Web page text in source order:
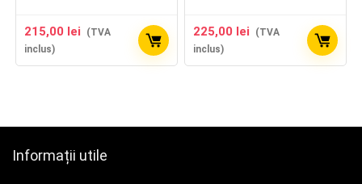
215,00 lei
(TVA
inclus)
225,00 lei
(TVA
inclus)
Informații utile